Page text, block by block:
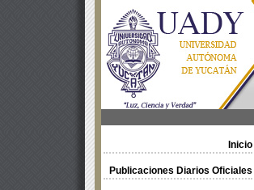
Inicio
Publicaciones Diarios Oficiales